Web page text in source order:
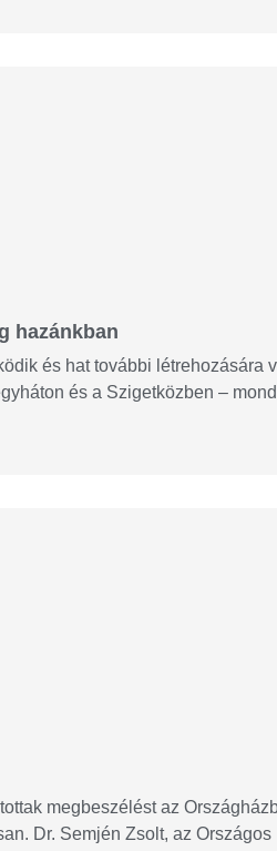
hazánkban
és hat további létrehozására
és a Szigetközben –
megbeszélést az
Dr. Semjén Zsolt, az Országos